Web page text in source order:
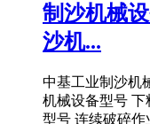
制沙机械
沙机...
中基工业制沙机
机械设备型号
型号 连续破碎